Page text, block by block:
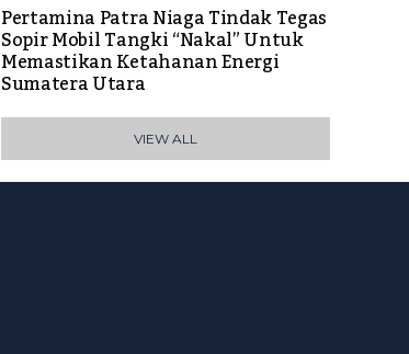
Pertamina Patra Niaga Tindak Tegas
Sopir Mobil Tangki “Nakal” Untuk
Memastikan Ketahanan Energi
Sumatera Utara
VIEW ALL